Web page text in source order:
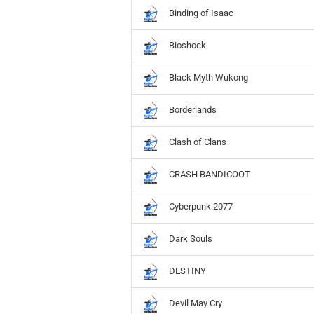
Funko POP! - MARVEL
Funko POP! - Movie
Funko POP! - Music
Funko POP! - Other
Funko POP! - Sports
Funko POP! - Television
Echoes Of Astra
Yu-Gi-Oh!
Trading Cards sonstige
ULTIMATE GUARD
Würfel und Dice Sets
Mc
Figuren
Franchises anzeigen
Animation
Anime
Disney
Games
Harry Potter
Herr der Ringe / Der
Binding of Isaac
Bioshock
Black Myth Wukong
Borderlands
Clash of Clans
CRASH BANDICOOT
Cyberpunk 2077
Dark Souls
DESTINY
Devil May Cry